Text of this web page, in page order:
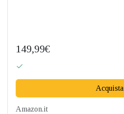
149,99€
Acquista
Amazon.it